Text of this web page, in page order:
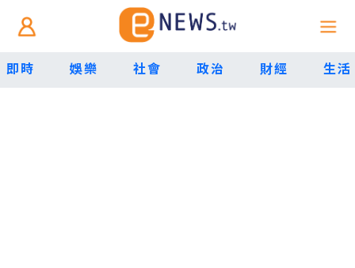
即時 娛樂 社會 政治 財經 生活